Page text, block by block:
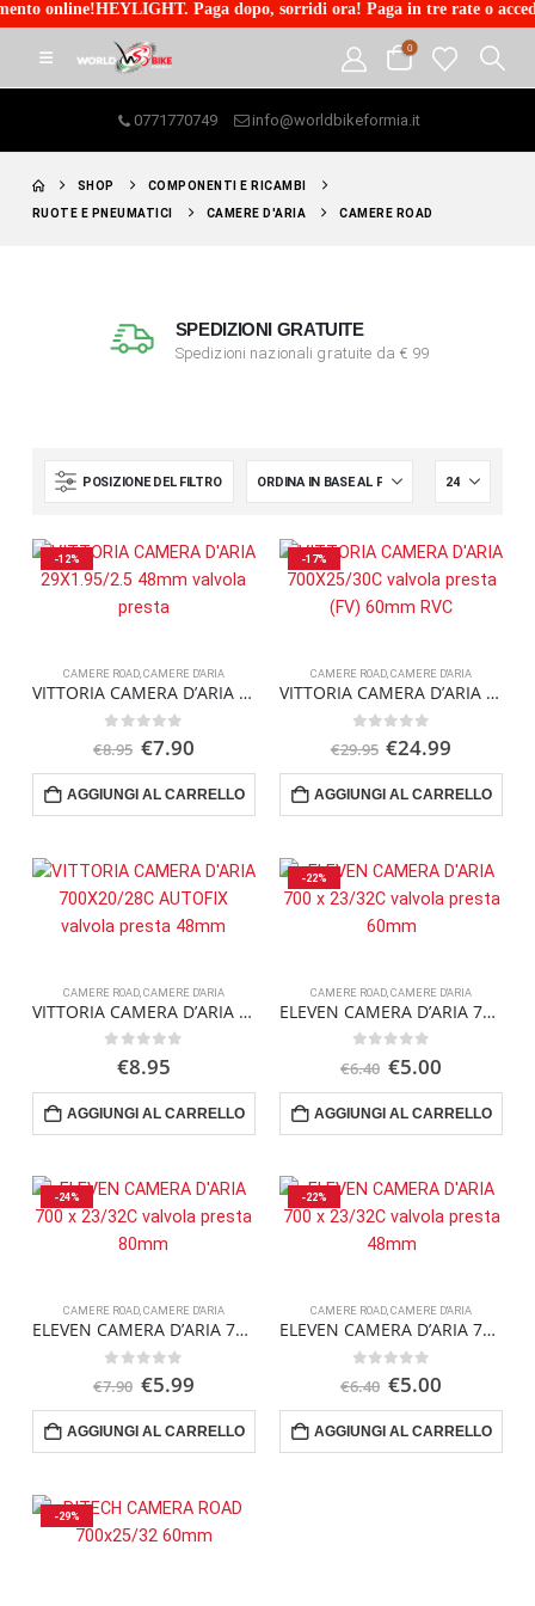
online!HEYLIGHT. Paga dopo, sorridi ora! Paga in tre rate o
0
0771770749 info@worldbikeformia.it
SHOP COMPONENTI E RICAMBI
RUOTE E PNEUMATICI CAMERE D'ARIA CAMERE ROAD
SPEDIZIONI GRATUITE
Spedizioni nazionali gratuite da € 99
POSIZIONE DEL FILTRO
-12%
CAMERE ROAD, CAMERE D'ARIA
VITTORIA CAMERA D’ARIA 29X1.95/2.5 48mm valvola presta
Su 5
€8.95 Il
originale
era:
€8.95.
€7.90Il
attuale
è:
€7.90.
AGGIUNGI AL CARRELLO
-17%
CAMERE ROAD ,CAMERE D'ARIA
VITTORIA CAMERA D’ARIA 700X25/30C valvola presta (FV) 60mm RVC
Su 5
€29.95 Il
originale
era:
€29.95.
€24.99
attuale
è:
€24.99.
AGGIUNGI AL CARRELLO
CAMERE ROAD, CAMERE D'ARIA
VITTORIA CAMERA D’ARIA 700X20/28C AUTOFIX valvola presta 48mm
Su 5
€8.95
AGGIUNGI AL CARRELLO
-22%
CAMERE ROAD ,CAMERE D'ARIA
ELEVEN CAMERA D’ARIA 700 x 23/32C valvola presta 60mm
Su 5
€6.40 Il
prezzo
originale
era:
€6.40.
€5.00Il
attuale
è:
€5.00.
AGGIUNGI AL CARRELLO
-24%
CAMERE ROAD,CAMERE D'ARIA
ELEVEN CAMERA D’ARIA 700 x 23/32C valvola presta 80mm
Su 5
€7.90 Il
originale
era:
€7.90.
€5.99Il
attuale
è:
€5.99.
AGGIUNGI AL CARRELLO
-22%
CAMERE ROAD,CAMERE D'ARIA
ELEVEN CAMERA D’ARIA 700 x 23/32C valvola presta 48mm
Su 5
€6.40 Il
originale
era:
€6.40.
€5.00Il
attuale
è:
€5.00.
AGGIUNGI AL CARRELLO
-29%